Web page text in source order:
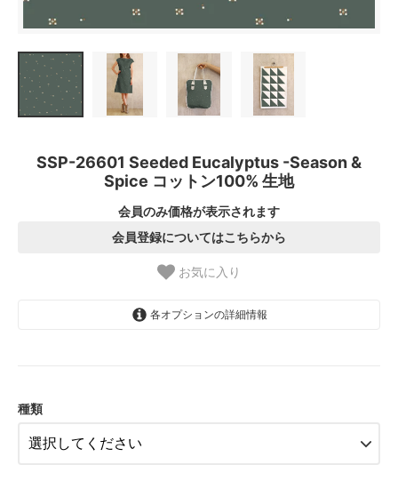
SSP-26601 Seeded Eucalyptus -Season &
Spice コットン100% 生地
会員のみ価格が表示されます
会員登録についてはこちらから
お気に入り
各オプションの詳細情報
【2026/9/20〆10月発送予定分】
種類